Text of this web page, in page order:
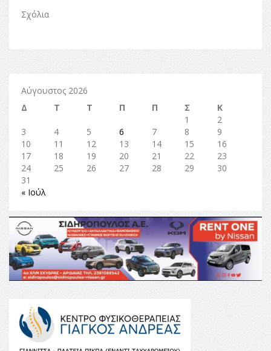
Σχόλια
Αύγουστος 2026
Δ
Τ Τ Π Π Σ
Κ
1
2
3
4 5 6 7 8
9
10
11 12 13 14 15
16
17
18 19 20 21 22
23
24
25 26 27 28 29
30
31
« Ιούλ